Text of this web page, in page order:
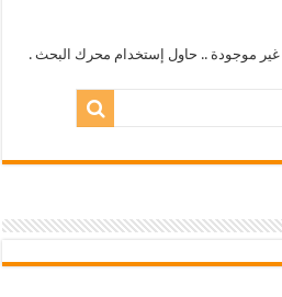
غير موجودة .. حاول إستخدام محرك البحث .